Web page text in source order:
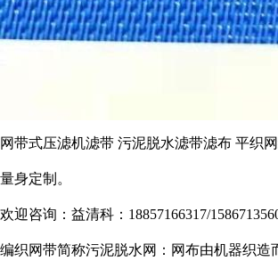
网带式压滤机滤带 污泥脱水滤带滤布 平织
量身定制。
欢迎咨询：益清科：18857166317/
编织网带简称污泥脱水网：网布由机器织造